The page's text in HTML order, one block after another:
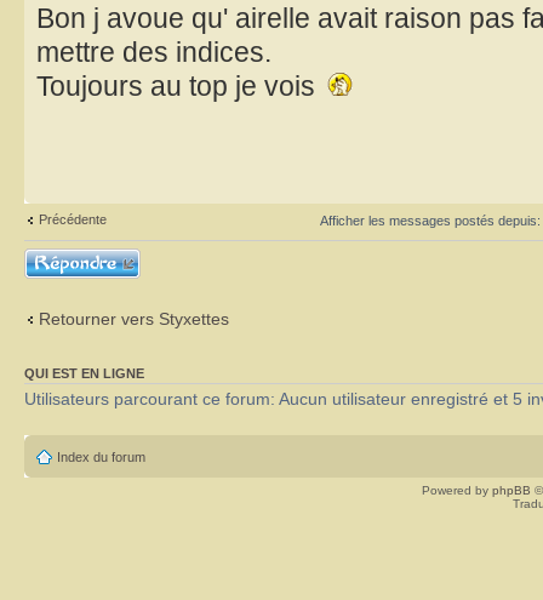
Bon j avoue qu' airelle avait raison pas
mettre des indices.
Toujours au top je vois
Précédente Afficher les messages postés depuis:
Répondre
Retourner vers Styxettes
QUI EST EN LIGNE
Utilisateurs parcourant ce forum: Aucun utilisateur enregistré et 5
Index du forum
Powered by phpBB